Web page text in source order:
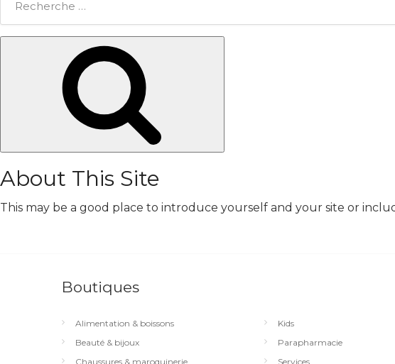
About This Site
This may be a good place to introduce yourself and your site or
Boutiques
Alimentation & boissons
Beauté & bijoux
Chaussures & maroquinerie
Kids
Parapharmacie
Services